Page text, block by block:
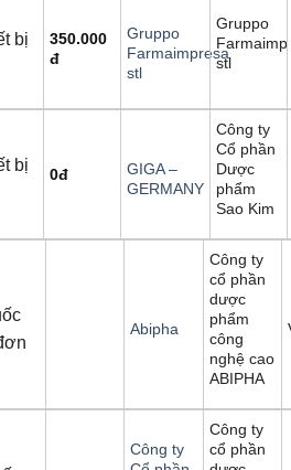
bị
350.000
đ
Gruppo
Farmaimpresa
stl
Gruppo
stl
bị
0đ
GIGA –
GERMANY
Công ty
Cổ phần
Dược
phẩm
Sao Kim
Abipha
Công ty
cổ phần
dược
phẩm
công
nghệ cao
ABIPHA
Công ty
Công ty
cổ phần